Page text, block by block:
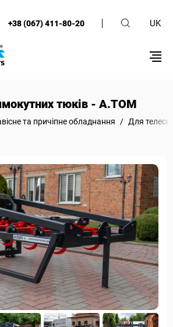
+38 (067) 411-80-20 UK
тюків - А.ТОМ
та причіпне обладнання / Для